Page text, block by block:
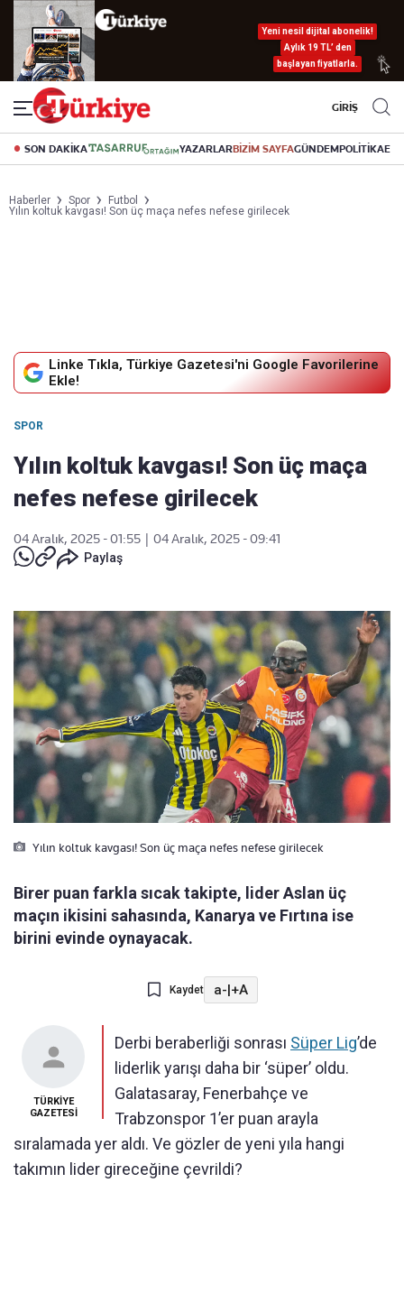
Yeni nesil dijital abonelik!
Aylık 19 TL’ den
başlayan fiyatlarla.
GİRİŞ
SON DAKİKA YAZARLARBİZİM SAYFAGÜNDEMPOLİTİKA
Haberler Spor
Futbol
Yılın koltuk kavgası! Son üç maça nefes nefese girilecek
Linke Tıkla, Türkiye Gazetesi'ni Google Favorilerine
Ekle!
SPOR
Yılın koltuk kavgası! Son üç maça
nefes nefese girilecek
04 Aralık, 2025 - 01:55
04 Aralık, 2025 - 09:41
Paylaş
Yılın koltuk kavgası! Son üç maça nefes nefese girilecek
Birer puan farkla sıcak takipte, lider Aslan üç
maçın ikisini sahasında, Kanarya ve Fırtına ise
birini evinde oynayacak.
Kaydet a-|+A
TÜRKİYE
GAZETESİ
Derbi beraberliği sonrası Süper Lig’de
liderlik yarışı daha bir ‘süper’ oldu.
Galatasaray, Fenerbahçe ve
Trabzonspor 1’er puan arayla
sıralamada yer aldı. Ve gözler de yeni yıla hangi
takımın lider gireceğine çevrildi?